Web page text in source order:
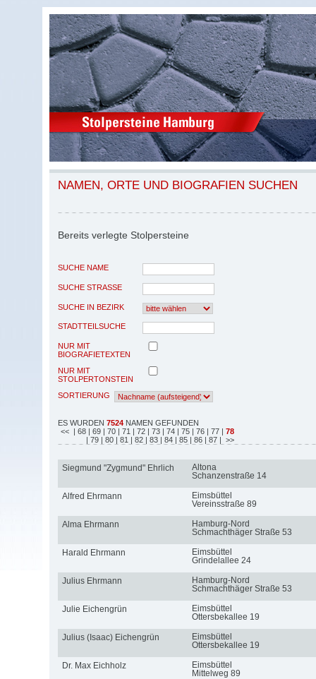
NAMEN, ORTE UND BIOGRAFIEN SUCHEN
Bereits verlegte Stolpersteine
SUCHE NAME
SUCHE STRASSE
SUCHE IN BEZIRK
STADTTEILSUCHE
NUR MIT
BIOGRAFIETEXTEN
NUR MIT
STOLPERTONSTEIN
SORTIERUNG
ES WURDEN 7524 NAMEN GEFUNDEN
<< | 68 | 69 | 70 | 71 | 72 | 73 | 74 | 75 | 76 | 77 | 78
| 79 | 80 | 81 | 82 | 83 | 84 | 85 | 86 | 87 | >>
Siegmund "Zygmund" Ehrlich
Altona
Schanzenstraße 14
Alfred Ehrmann
Eimsbüttel
Vereinsstraße 89
Alma Ehrmann
Hamburg-Nord
Schmachthäger Straße 53
Harald Ehrmann
Eimsbüttel
Grindelallee 24
Julius Ehrmann
Hamburg-Nord
Schmachthäger Straße 53
Julie Eichengrün
Eimsbüttel
Ottersbekallee 19
Julius (Isaac) Eichengrün
Eimsbüttel
Ottersbekallee 19
Dr. Max Eichholz
Eimsbüttel
Mittelweg 89